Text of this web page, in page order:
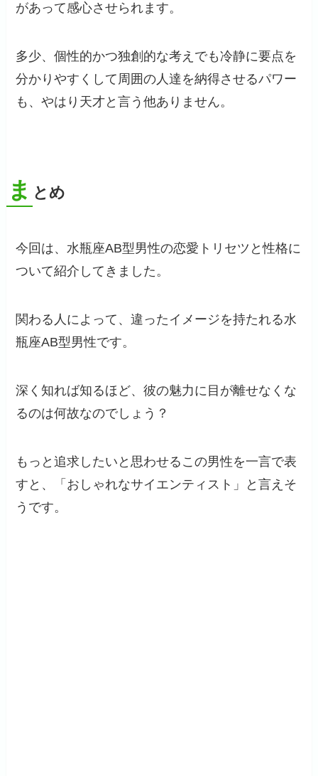
があって感心させられます。
多少、個性的かつ独創的な考えでも冷静に要点を
分かりやすくして周囲の人達を納得させるパワー
も、やはり天才と言う他ありません。
ま とめ
今回は、水瓶座AB型男性の恋愛トリセツと性格に
ついて紹介してきました。
関わる人によって、違ったイメージを持たれる水
瓶座AB型男性です。
深く知れば知るほど、彼の魅力に目が離せなくな
るのは何故なのでしょう？
もっと追求したいと思わせるこの男性を一言で表
すと、「おしゃれなサイエンティスト」と言えそ
うです。